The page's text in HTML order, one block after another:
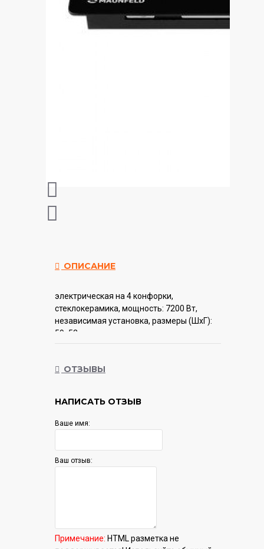
ОПИСАНИЕ
электрическая на 4 конфорки,
cтеклокерамика, мощность: 7200 Вт,
независимая установка, размеры (ШхГ):
59x52 см
ОТЗЫВЫ
НАПИСАТЬ ОТЗЫВ
Ваше имя:
Ваш отзыв:
Примечание: HTML разметка не